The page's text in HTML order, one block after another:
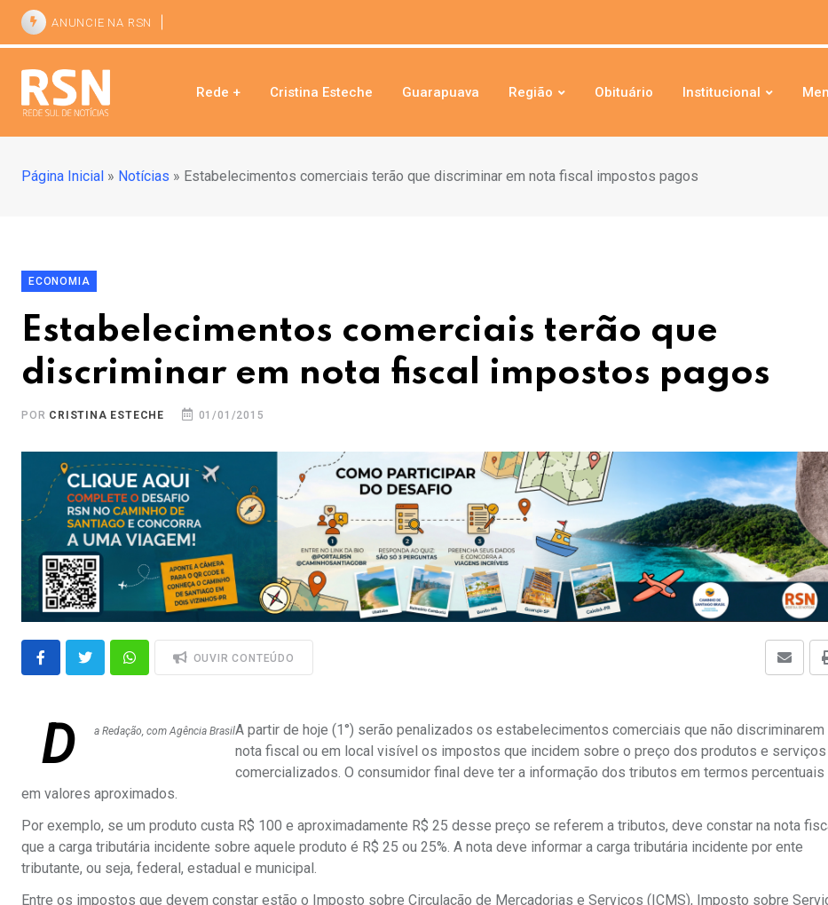
ANUNCIE NA RSN
Rede + Cristina Esteche Guarapuava Região Obituário Institucional
Página Inicial » Notícias » Estabelecimentos comerciais terão que discriminar em nota fiscal impostos pagos
ECONOMIA
Estabelecimentos comerciais terão que
discriminar em nota fiscal impostos pagos
POR CRISTINA ESTECHE 01/01/2015
OUVIR CONTEÚDO
D a Redação, com Agência BrasilA partir de hoje (1°) serão penalizados os estabelecimentos comerciais que não discriminarem
nota fiscal ou em local visível os impostos que incidem sobre o preço dos produtos e serviços
comercializados. O consumidor final deve ter a informação dos tributos em termos percentuais
em valores aproximados.
Por exemplo, se um produto custa R$ 100 e aproximadamente R$ 25 desse preço se referem a tributos, deve constar na nota
que a carga tributária incidente sobre aquele produto é R$ 25 ou 25%. A nota deve informar a carga tributária incidente por ente
tributante, ou seja, federal, estadual e municipal.
Entre os impostos que devem constar estão o Imposto sobre Circulação de Mercadorias e Serviços (ICMS), Imposto sobre